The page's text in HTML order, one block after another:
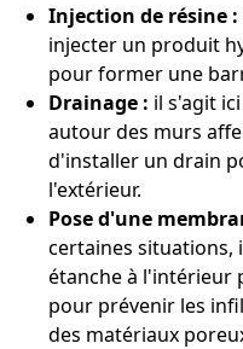
Injection de résine :
injecter un produit
pour former une
Drainage : il s'agit
autour des murs
d'installer un drain
l'extérieur.
Pose d'une
certaines situations,
étanche à l'intérieur
pour prévenir les
des matériaux